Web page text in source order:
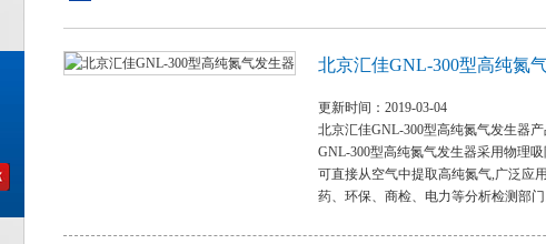
北京汇佳GNL-300型高纯氮
更新时间：2019-03-04
北京汇佳GNL-300型高纯氮气发生器
GNL-300型高纯氮气发生器采用物理
可直接从空气中提取高纯氮气,广泛应
药、环保、商检、电力等分析检测部门